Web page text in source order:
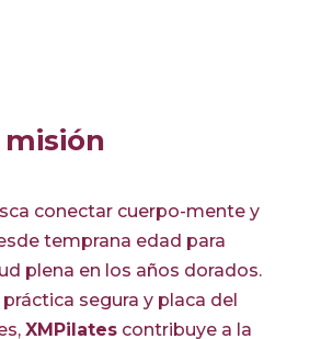
conectar cuerpo-mente y
temprana edad para
plena en los años dorados.
segura y placa del
XMPilatescontribuye a la